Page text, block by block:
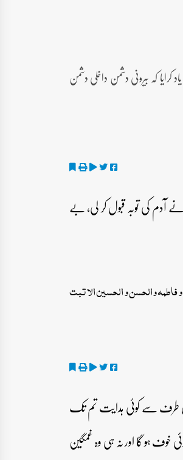
کہ بیرونی دشمن داخلی دشمن
آدم کی توبہ قبول کر لی، بے
و الحسن و الحسین الا تبت
طرف سے کوئی ہدایت تم تک
خوف ہو گا اور نہ ہی وہ غمگین